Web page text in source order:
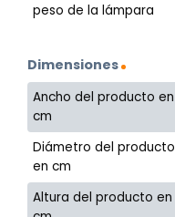
peso de la lámpara
Dimensiones
Ancho del producto en
cm
Diámetro del producto
en cm
Altura del producto en